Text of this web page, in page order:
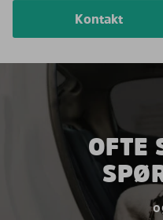
Kontakt
OFTE